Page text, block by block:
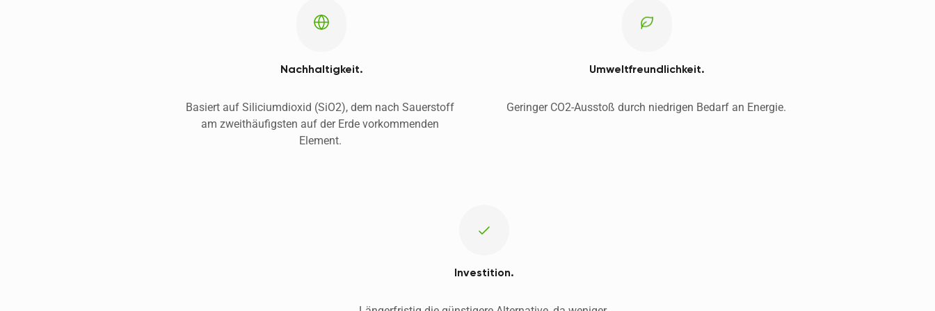
Nachhaltigkeit.
Basiert auf Siliciumdioxid (SiO2), dem nach Sauerstoff
am zweithäufigsten auf der Erde vorkommenden
Element.
Umweltfreundlichkeit.
Investition.